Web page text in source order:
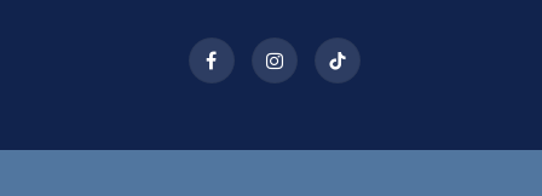
FacebookInstagramTikTok